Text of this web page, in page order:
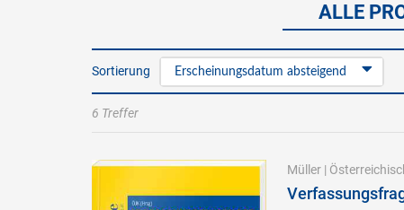
ALLE
Sortierung Erscheinungsdatum absteigend
6 Treffer
Müller|